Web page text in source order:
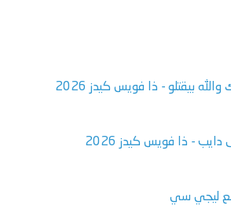
بيقتلو - ذا فويس كيدز 2026
دايب - ذا فويس كيدز 2026
ليجي سي